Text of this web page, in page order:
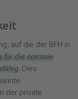
auf die der BFH in
für die normale
. Dies
der private